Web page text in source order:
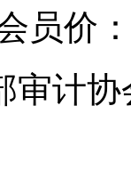
员价
计协